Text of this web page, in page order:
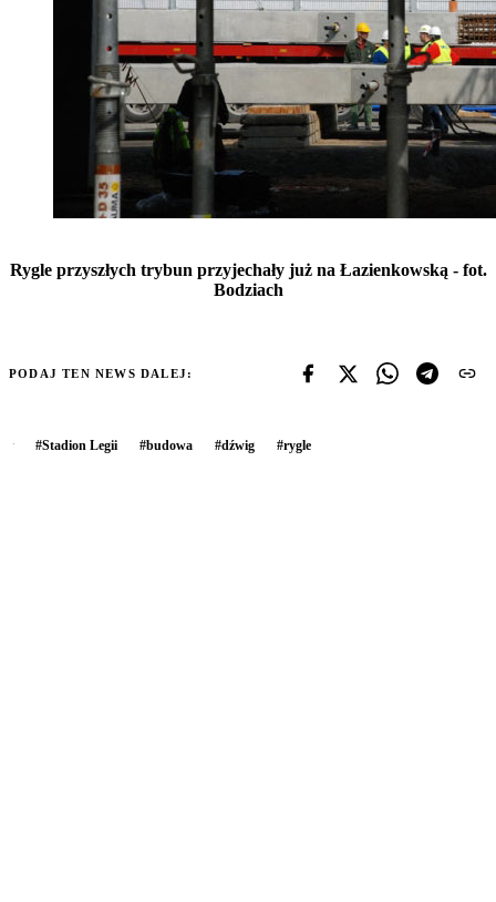
Rygle przyszłych trybun przyjechały już na Łazienkowską - fot.
Bodziach
PODAJ TEN NEWS DALEJ:
#Stadion Legii #budowa #dźwig #rygle